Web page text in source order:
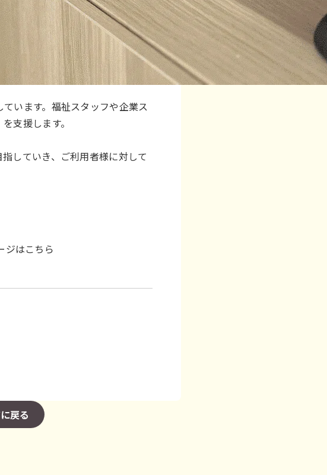
います。福祉スタッフや企業ス
支援します。
していき、ご利用者様に対して
はこちら
戻る